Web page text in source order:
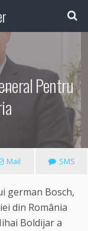
Pentru
Mail SMS
german Bosch,
din România
Boldijar a